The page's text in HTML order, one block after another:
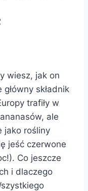
wiesz, jak on
składnik
trafiły w
ale
jako rośliny
jeść czerwone
Co jeszcze
i dlaczego